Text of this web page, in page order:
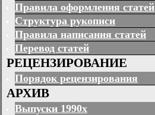
Правила оформления статей
Структура рукописи
Правила написания статей
Перевод статей
РЕЦЕНЗИРОВАНИЕ
Порядок рецензирования
АРХИВ
Выпуски 1990х